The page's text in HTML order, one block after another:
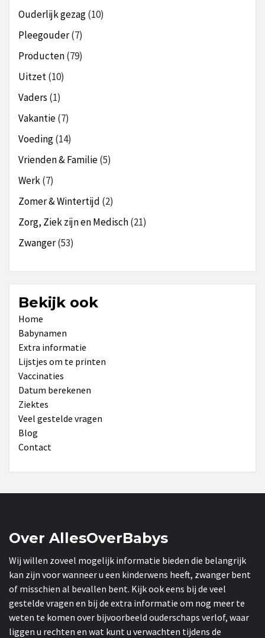
Ouderlijk gezag(10)
Pleegouder(7)
Producten(79)
Uitzet(10)
Vaders (1)
Vakantie(7)
Voeding(14)
Vrienden & Familie(5)
Werk(7)
Zomer & Wintertijd (2)
Zorg, Ziek zijn en Medisch(21)
Zwanger(53)
Bekijk ook
Home
Babynamen
Extra informatie
Lijstjes om te printen
Vaccinaties
Datum berekenen
Ziektes
Veel gestelde vragen
Blog
Contact
Over AllesOverBabys
Wij willen zoveel mogelijk informatie bieden die belangrijk
kan zijn voor wanneer u een kinderwens heeft, zwanger bent
of misschien al bevallen bent. Kijk ook eens bij de veel
gestelde vragen en bij de extra informatie om nog meer te
weten te komen over bijvoorbeeld ouderschaps verlof, waar
liggen u rechten en wat kunt u verwachten tijdens de